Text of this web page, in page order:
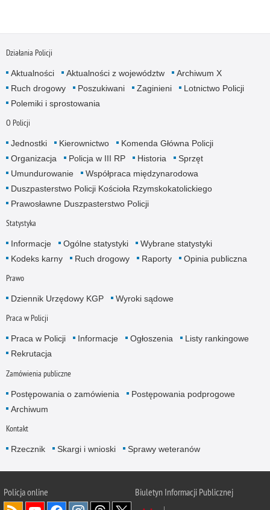
Działania Policji
Aktualności Aktualności z województw
Archiwum X
Ruch drogowy
Poszukiwani Zaginieni
Lotnictwo Policji
Polemiki i sprostowania
O Policji
Jednostki Kierownictwo
Komenda Główna Policji
Organizacja
Policja w III RP Historia
Sprzęt
Umundurowanie
Współpraca międzynarodowa
Duszpasterstwo Policji Kościoła Rzymskokatolickiego
Prawosławne Duszpasterstwo Policji
Statystyka
Informacje Ogólne statystyki
Wybrane statystyki
Kodeks karny
Ruch drogowy Raporty Opinia publiczna
Prawo
Dziennik Urzędowy KGP Wyroki sądowe
Praca w Policji
Praca w Policji Informacje Ogłoszenia
Listy rankingowe
Rekrutacja
Zamówienia publiczne
Postępowania o zamówienia
Postępowania podprogowe
Archiwum
Kontakt
Rzecznik Skargi i wnioski Sprawy weteranów
Policjaonline
Biuletyn Informacji Publicznej